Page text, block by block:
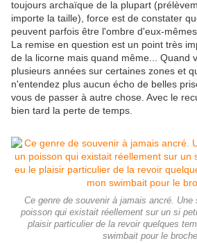
toujours archaïque de la plupart
importe la taille), force est de constater
peuvent parfois être l'ombre d'eux-mêmes.
La remise en question est un point très
de la licorne mais quand même... Quand
plusieurs années sur certaines zones et
n'entendez plus aucun écho de belles
vous de passer à autre chose. Avec le
bien tard la perte de temps.
Ce genre de souvenir à jamais ancré.
poisson qui existait réellement sur un si
plaisir particulier de la revoir quelques
swimbait pour le